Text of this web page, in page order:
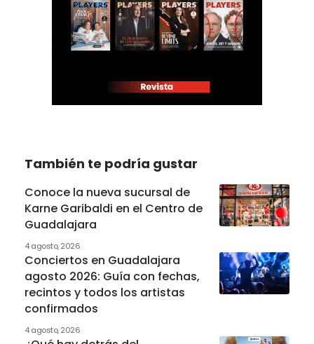
También te podría gustar
Conoce la nueva sucursal de
Karne Garibaldi en el Centro de
Guadalajara
4 agosto, 2026
Conciertos en Guadalajara
agosto 2026: Guía con fechas,
recintos y todos los artistas
confirmados
4 agosto, 2026